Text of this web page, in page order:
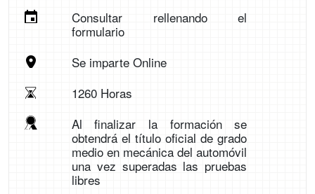
Consultar rellenando el
formulario
Se imparte Online
1260 Horas
Al finalizar la formación se
obtendrá el título oficial de grado
medio en mecánica del automóvil
una vez superadas las pruebas
libres